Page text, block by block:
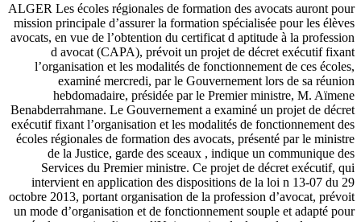
ALGER Les écoles régionales de formation des avocats auront pour
mission principale d’assurer la formation spécialisée pour les élèves
avocats, en vue de l’obtention du certificat d aptitude à la profession
d avocat (CAPA), prévoit un projet de décret exécutif fixant
l’organisation et les modalités de fonctionnement de ces écoles,
examiné mercredi, par le Gouvernement lors de sa réunion
hebdomadaire, présidée par le Premier ministre, M. Aïmene
Benabderrahmane. Le Gouvernement a examiné un projet de décret
exécutif fixant l’organisation et les modalités de fonctionnement des
écoles régionales de formation des avocats, présenté par le ministre
de la Justice, garde des sceaux , indique un communique des
Services du Premier ministre. Ce projet de décret exécutif, qui
intervient en application des dispositions de la loi n 13-07 du 29
octobre 2013, portant organisation de la profession d’avocat, prévoit
un mode d’organisation et de fonctionnement souple et adapté pour